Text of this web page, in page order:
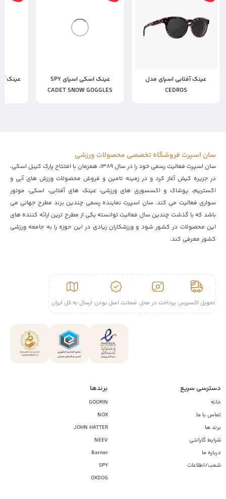
عینک آفتابی اسپای مدل
CEDROS16,000,000
عینک اسکی اسپای SPY
CADET SNOW GOGGLES
7,000,000
سان اسپرت فروشگاه تخصصی محصولات ورزشی
سان اسپرت فعالیت رسمی خود را در سال ۱۳۸۹، همزمان با افتتاح پارک کیبل اسکی،
در جزیره کیش آغاز کرد و در زمینه تامین و فروش محصولات ورزش های آبی و
اکستریم، پوشاک و اکسسوری های ورزشی، عینک های آفتابی، اسکی، موتور
سواری فعالیت می کند. سان اسپرت نماینده رسمی چندین برند مطرح جهانی می
باشد که با گذشت چندین سال فعالیت توانسته یکی از مطرح ترین ارائه کننده های
این محصولات در کشور شود و ورزشکاران زیادی در این حوزه را به جامعه ورزشی
کشور معرفی کند.
تحویل اکسپرس پرداخت در محل ضمانت اصل بودن ارسال به کل ایران
دسترسی سریع
خانه
تماس با ما
برند ها
شرایط گارانتی
درباره ما
شعب/اطلاعات
برندها
GOORIN
NOX
JOHN HATTER
NEEV
Barner
SPY
OXDOG